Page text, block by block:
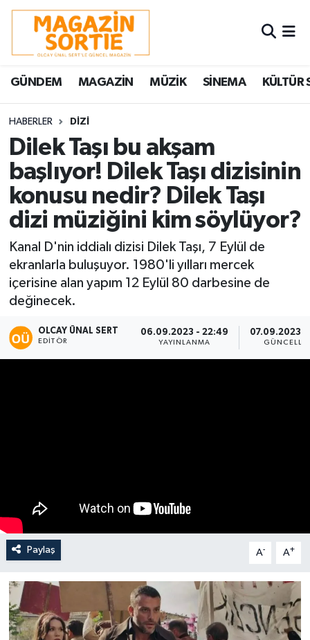
GÜNDEM MAGAZİN MÜZİK SİNEMA KÜLTÜR
HABERLER DİZİ
Dilek Taşı bu akşam
başlıyor! Dilek Taşı dizisinin
konusu nedir? Dilek Taşı
dizi müziğini kim söylüyor?
Kanal D'nin iddialı dizisi Dilek Taşı, 7 Eylül de
ekranlarla buluşuyor. 1980'li yılları mercek
içerisine alan yapım 12 Eylül 80 darbesine de
değinecek.
OLCAY ÜNAL SERT
EDITÖR
06.09.2023 - 22:49
YAYINLANMA
07.09.2023 -
Paylaş A- A+
Nöbetçi Eczaneler
Hava Durumu
Trafik Durumu
Süper Lig Puan Durumu ve Fikstür
Tüm Manşetler
Son Dakika Haberleri
Haber Arşivi